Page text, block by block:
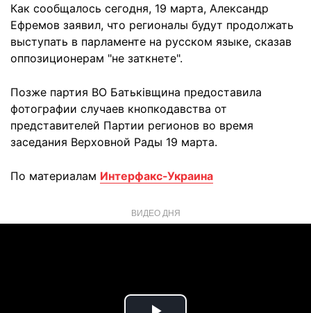
Как сообщалось сегодня, 19 марта, Александр
Ефремов заявил, что регионалы будут продолжать
выступать в парламенте на русском языке, сказав
оппозиционерам "не заткнете".
Позже партия ВО Батьківщина предоставила
фотографии случаев кнопкодавства от
представителей Партии регионов во время
заседания Верховной Рады 19 марта.
По материалам Интерфакс-Украина
ВИДЕО ДНЯ